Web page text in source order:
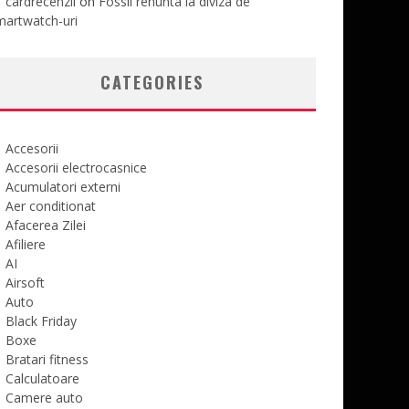
uri
CATEGORIES
Accesorii
Accesorii electrocasnice
Acumulatori externi
Aer conditionat
Afacerea Zilei
Afiliere
AI
Airsoft
Auto
Black Friday
Boxe
Bratari fitness
Calculatoare
Camere auto